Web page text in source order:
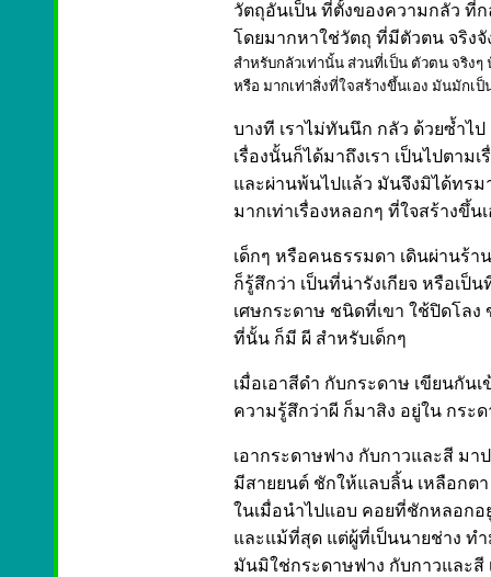
วัตถุอันเป็น ที่ตั้งของความกลัว ที่
โดยมากหาใช่วัตถุ ที่มีตัวตน จริงจั
สำหรับกลัวเท่านั้น ส่วนที่เป็น ตัวตน จริงๆ
หรือ มากเท่าสิ่งที่ใจสร้างขึ้นเอง มันมักเป็
บางที เราไม่ทันนึก กลัว ด้วยซ้ำไป
เรื่องนั้นก็ได้มาถึงเรา เป็นไปตาม
และผ่านพ้นไปแล้ว มันจึงมิได้ทร
มากเท่าเรื่องหลอกๆ ที่ใจสร้างขึ้น
เด็กๆ หรือคนธรรมดา เดินผ่านร้า
ก็รู้สึกว่า เป็นที่น่ารังเกียจ หรือเป็น
เศษกระดาษ ชนิดที่เขา ใช้ปิดโลง
ที่นั้น ก็มี ผี สำหรับเด็กๆ
เมื่อเอาสีดำ กับกระดาษ เขียนกัน
ความรู้สึกว่าผี ก็มาสิง อยู่ใน กระ
เอากระดาษฟาง กับกาวและสี ม
มีสายยนต์ ชักให้แลบลิ้น เหลือกต
ในเมื่อนำไปแอบ คอยที่ชักหลอก
และแม้ที่สุด แต่ผู้ที่เป็นนายช่าง ท
มันมิใช่กระดาษฟาง กับกาวและสี